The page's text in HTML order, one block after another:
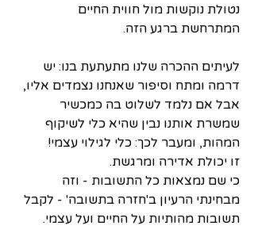
נטולת נוקשות מול חווית החיים
המתרחשת ברגע הזה.
לעיתים ההכרה שלנו מתעתעת בנו: יש
דרמה ומתח וסיפור שאנחנו נצמדים אליו,
אבל אם נלמד לשלוט בה כמכשיר
שמשרת אותנו נבין שהיא כלי לשיקוף
המהות, ומעבר לכך: כלי לגילוי עצמי!
זו יכולת אדירה ומרגשת.
כי שם נמצאות כל התשובות - וזה
מבחינתי הרעיון ב'חזרה בתשובה' - לקבל
תשובות מהותיות על החיים ועל עצמי.